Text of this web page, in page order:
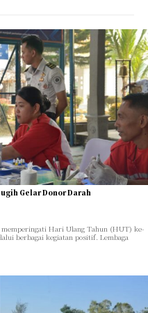
Gelar Donor Darah
memperingati Hari Ulang Tahun (HUT) ke-
berbagai kegiatan positif. Lembaga